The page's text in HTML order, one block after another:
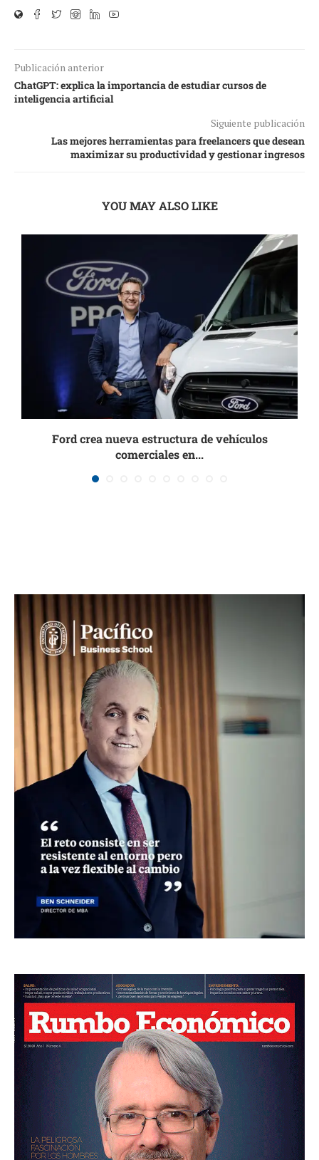
Publicación anterior
ChatGPT: explica la importancia de estudiar cursos de
inteligencia artificial
Siguiente publicación
Las mejores herramientas para freelancers que desean
maximizar su productividad y gestionar ingresos
YOU MAY ALSO LIKE
Ford crea nueva estructura de vehículos
comerciales en...